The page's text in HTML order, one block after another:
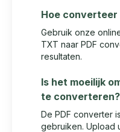
Hoe converteer
Gebruik onze
TXT naar PDF
resultaten.
Is het moeilijk
te converteren?
De PDF converter
gebruiken. Upload